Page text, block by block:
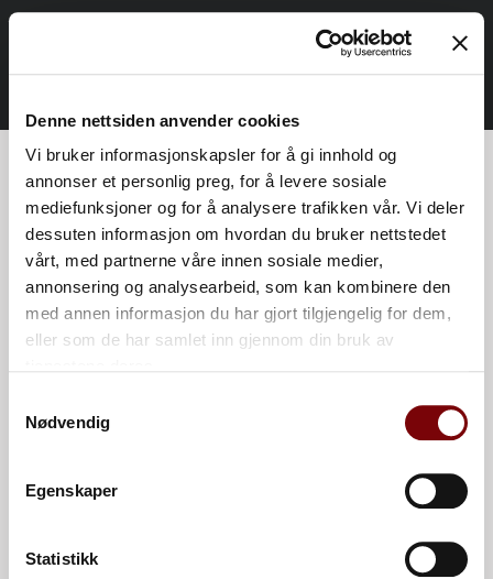
Denne nettsiden anvender cookies
Vi bruker informasjonskapsler for å gi innhold og
annonser et personlig preg, for å levere sosiale
mediefunksjoner og for å analysere trafikken vår. Vi deler
dessuten informasjon om hvordan du bruker nettstedet
vårt, med partnerne våre innen sosiale medier,
annonsering og analysearbeid, som kan kombinere den
med annen informasjon du har gjort tilgjengelig for dem,
eller som de har samlet inn gjennom din bruk av
Nødvendig
Egenskaper
Statistikk
Ringvegen 8b, 2816
Gjøvik, Norge | +47 994
08 200 | Org.nr. 999 203
884
Kontakt oss
Navn
Organisasjon